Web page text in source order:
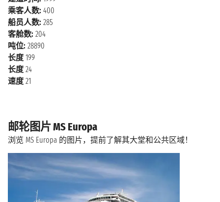
乘客人数: 400
船员人数: 285
客舱数: 204
吨位: 28890
长度 199
长度 24
速度 21
邮轮图片 MS Europa
浏览 MS Europa 的图片，提前了解其大堂和公共区域！